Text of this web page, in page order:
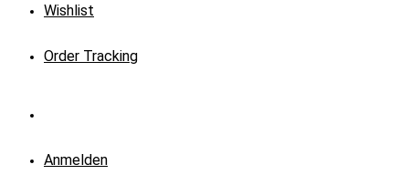
Wishlist
Order Tracking
Anmelden